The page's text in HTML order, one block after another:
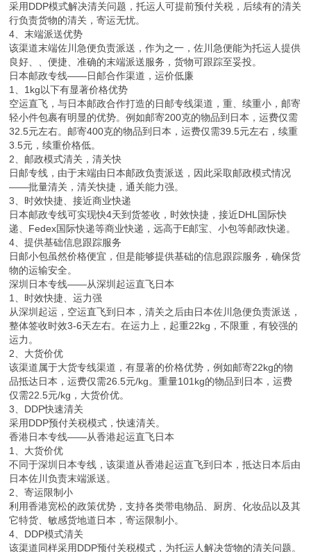
采用DDP模式解决清关问题，托运人可提前预付关税，后续有的清关
行负责货物的清关，寄运无忧。
4、末端派送优势
该渠道末端佐川急便负责派送，作为之一，佐川急便能为托运人提供
良好、、便捷、准确的末端派送服务，货物可跟踪至妥投。
日本邮政专线——日邮合作渠道，运价低廉
1、1kg以下有显著价格优势
空运直飞，与日本邮政合作打造的日邮专线渠道，重、续重小，邮寄
轻小件包裹有明显的优势。例如邮寄200克的物品到日本，运费仅需
32.5元左右。邮寄400克的物品到日本，运费仅需39.5元左右，续重
3.5元，续重价格低。
2、邮政模式清关，清关快
日邮专线，由于末端由日本邮政负责派送，因此采取邮政模式情况
——批量清关，清关快捷，通关能力强。
3、时效快捷、接近商业快递
日本邮政专线可实现快4天到货签收，时效快捷，接近DHL国际快
递、Fedex国际快递等商业快递，远高于E邮宝、小包等邮政快递。
4、提供基础信息跟踪服务
日邮小包虽然价格便宜，但是能够提供基础的信息跟踪服务，确保货
物的运输安全。
深圳日本专线——从深圳起运直飞日本
1、时效快捷、运力强
从深圳起运，空运直飞到日本，清关之后由日本佐川急便负责派送，
整体签收时效3-6天左右。在运力上，起重22kg，不限重，有较强的
运力。
2、大货价优
该渠道属于大货专线渠道，有显著的价格优势，例如邮寄22kg的物
品抵达日本，运费仅需26.5元/kg。重量101kg的物品到日本，运费
仅需22.5元/kg，大货价优。
3、DDP快速清关
采用DDP预付关税模式，快速清关。
香港日本专线——从香港起运直飞日本
1、大货价优
不同于深圳日本专线，该渠道从香港起运直飞到日本，抵达日本后由
日本佐川负责末端派送。
2、寄运限制小
利用香港宽松的政策优势，支持各类带电物品、厨房、化妆品以及其
它特货、敏感货地道日本，寄运限制小。
4、DDP模式清关
该渠道同样采用DDP预付关税模式，为托运人解决货物的清关问题。